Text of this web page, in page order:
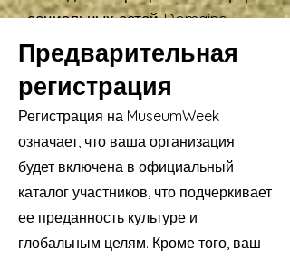
социальных сетей Domaine
national de Chambord.
Интерактивные, веселые и
глобальные, команды с
удовольствием обмениваются
мнениями с интернет-
пользователями со всего мира
на неожиданные темы в области
культуры».
Предварительная
регистрация
Регистрация на MuseumWeek
означает, что ваша организация
будет включена в официальный
каталог участников, что подчеркивает
ее преданность культуре и
глобальным целям. Кроме того, ваш